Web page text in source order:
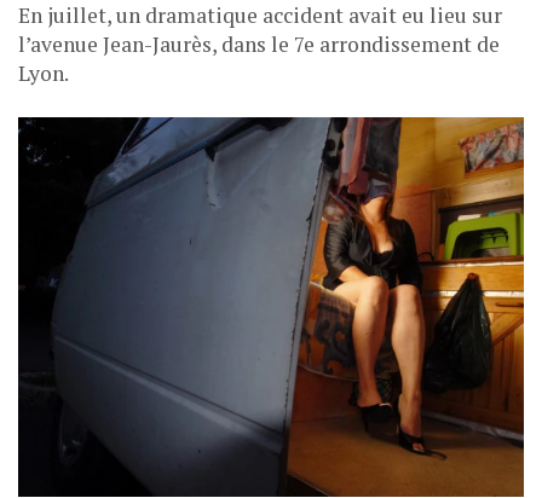
En juillet, un dramatique accident avait eu lieu sur
l’avenue Jean-Jaurès, dans le 7e arrondissement de
Lyon.